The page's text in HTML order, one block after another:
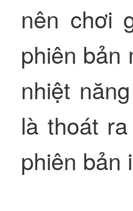
nên chơi
phiên bản
nhiệt
là thoát
phiên bản